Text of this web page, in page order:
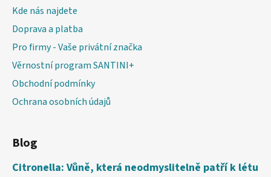
Kde nás najdete
Doprava a platba
Pro firmy - Vaše privátní značka
Věrnostní program SANTINI+
Obchodní podmínky
Ochrana osobních údajů
Blog
Citronella: Vůně, která neodmyslitelně patří k létu